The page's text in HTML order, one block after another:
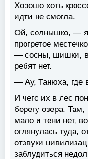
Хорошо хоть
идти не смогла.
Ой, солнышко, — я
прогретое
— сосны, шишки,
ребят нет.
— Ау, Танюха, где
И чего их в лес
берегу озера. Там,
мало и тени нет,
оглянулась туда,
отзвуки
заблудиться